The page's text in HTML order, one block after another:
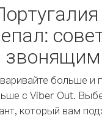
звонящим
больше и
с Viber Out.
который вам